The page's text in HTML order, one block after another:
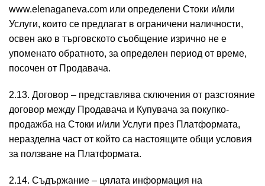
www.elenaganeva.com или определени Стоки и/или
Услуги, които се предлагат в ограничени наличности,
освен ако в търговското съобщение изрично не е
упоменато обратното, за определен период от време,
посочен от Продавача.
2.13. Договор – представлява сключения от разстояние
договор между Продавача и Купувача за покупко-
продажба на Стоки и/или Услуги през Платформата,
неразделна част от който са настоящите общи условия
за ползване на Платформата.
2.14. Съдържание – цялата информация на